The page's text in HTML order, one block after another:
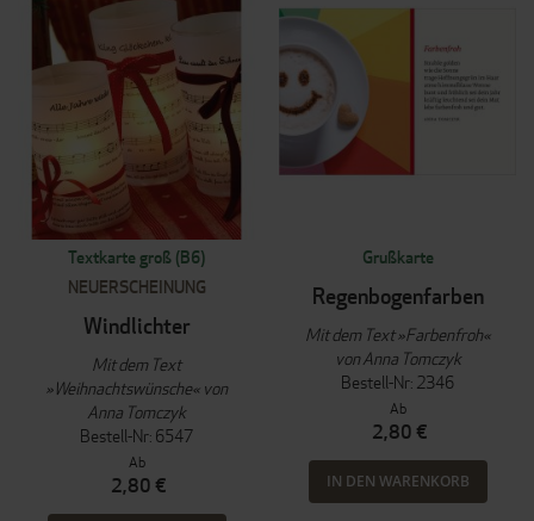
Textkarte groß (B6)
NEUERSCHEINUNG
Windlichter
Mit dem Text
»Weihnachtswünsche« von
Anna Tomczyk
Bestell-Nr: 6547
Ab
2,80 €
Grußkarte
Regenbogenfarben
Mit dem Text »Farbenfroh«
von Anna Tomczyk
Bestell-Nr: 2346
Ab
2,80 €
IN DEN WARENKORB